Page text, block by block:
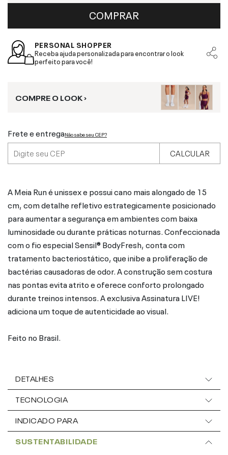
COMPRAR
PERSONAL SHOPPER
Receba ajuda personalizada para encontrar o look
perfeito para você!
COMPRE O LOOK ›
Frete e entregaNão sabe seu CEP?
CALCULAR
A Meia Run é unissex e possui cano mais alongado de 15
cm, com detalhe refletivo estrategicamente posicionado
para aumentar a segurança em ambientes com baixa
luminosidade ou durante práticas noturnas. Confeccionada
com o fio especial Sensil® BodyFresh, conta com
tratamento bacteriostático, que inibe a proliferação de
bactérias causadoras de odor. A construção sem costura
nas pontas evita atrito e oferece conforto prolongado
durante treinos intensos. A exclusiva Assinatura LIVE!
adiciona um toque de autenticidade ao visual.
Feito no Brasil.
DETALHES
TECNOLOGIA
INDICADO PARA
SUSTENTABILIDADE